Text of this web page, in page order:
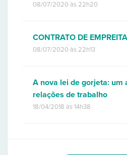
08/07/2020 às 22h20
CONTRATO DE
08/07/2020 às 22h13
A nova lei de gorjeta: um
relações de trabalho
18/04/2018 às 14h38